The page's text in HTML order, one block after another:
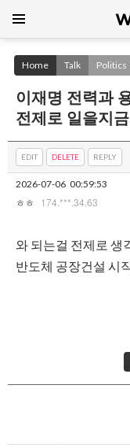
CONTENT
Home Talk Politics
이재명 전력과
전제로 일을지
EDIT DELETE REPLY
2026-07-06 00:59:53
ㅎㅎ 174.***.34.63
와 되는걸 전제로 생
반도체 공장건설 시